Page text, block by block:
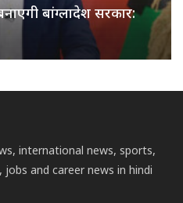
बांग्लादेश सरकार:
international news, sports,
and career news in hindi